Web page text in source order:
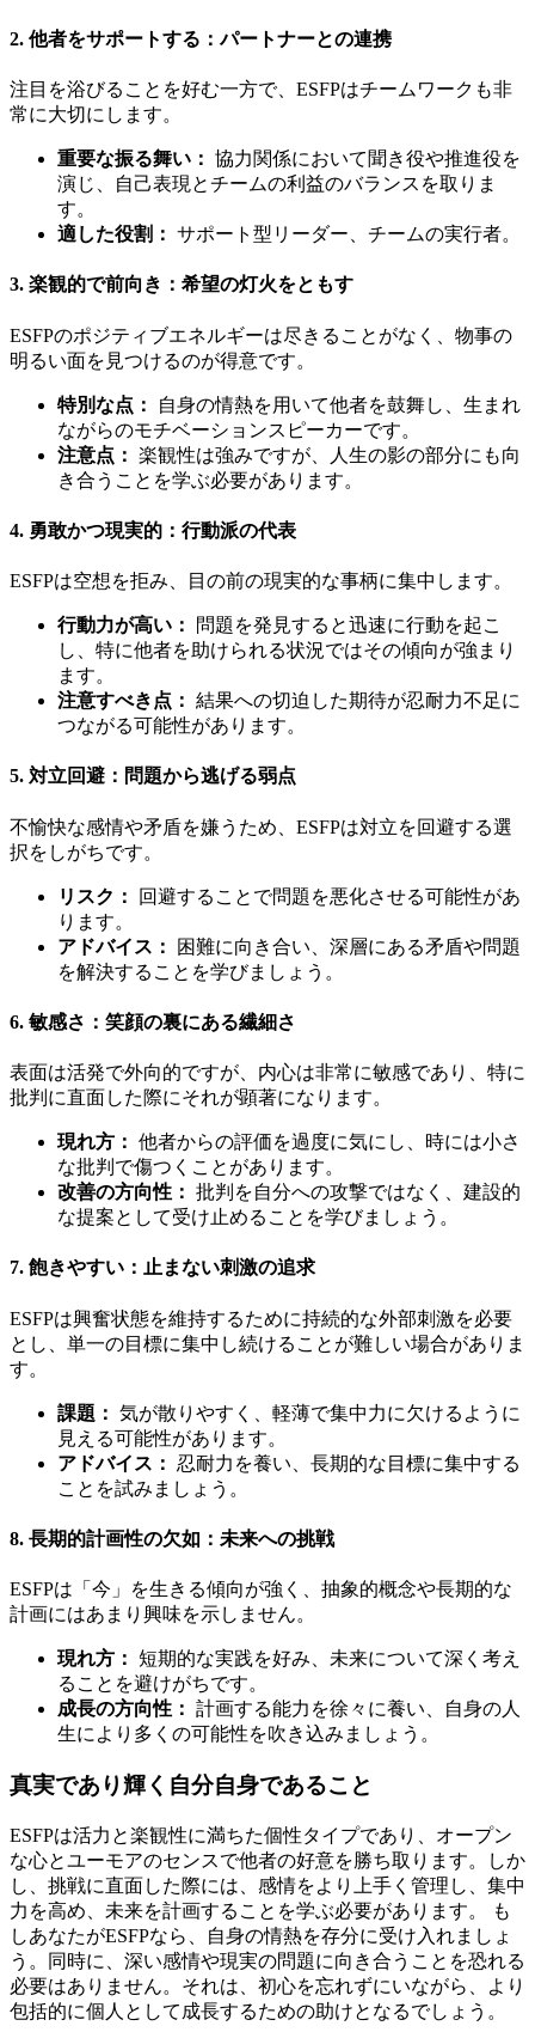
2. 他者をサポートする：パートナーとの連携
注目を浴びることを好む一方で、ESFPはチームワークも非
常に大切にします。
重要な振る舞い： 協力関係において聞き役や推進役を
演じ、自己表現とチームの利益のバランスを取りま
す。
適した役割： サポート型リーダー、チームの実行者。
3. 楽観的で前向き：希望の灯火をともす
ESFPのポジティブエネルギーは尽きることがなく、物事の
明るい面を見つけるのが得意です。
特別な点：
自身の情熱を用いて他者を鼓舞し、生まれ
ながらのモチベーションスピーカーです。
注意点： 楽観性は強みですが、人生の影の部分にも向
き合うことを学ぶ必要があります。
4. 勇敢かつ現実的：行動派の代表
ESFPは空想を拒み、目の前の現実的な事柄に集中します。
行動力が高い：
問題を発見すると迅速に行動を起こ
し、特に他者を助けられる状況ではその傾向が強まり
ます。
注意すべき点： 結果への切迫した期待が忍耐力不足に
つながる可能性があります。
5. 対立回避：問題から逃げる弱点
不愉快な感情や矛盾を嫌うため、ESFPは対立を回避する選
択をしがちです。
リスク：
回避することで問題を悪化させる可能性があ
ります。
アドバイス：
困難に向き合い、深層にある矛盾や問題
を解決することを学びましょう。
6. 敏感さ：笑顔の裏にある繊細さ
表面は活発で外向的ですが、内心は非常に敏感であり、特に
批判に直面した際にそれが顕著になります。
現れ方： 他者からの評価を過度に気にし、時には小さ
な批判で傷つくことがあります。
改善の方向性： 批判を自分への攻撃ではなく、建設的
な提案として受け止めることを学びましょう。
7. 飽きやすい：止まない刺激の追求
ESFPは興奮状態を維持するために持続的な外部刺激を必要
とし、単一の目標に集中し続けることが難しい場合がありま
す。
課題： 気が散りやすく、軽薄で集中力に欠けるように
見える可能性があります。
アドバイス：
忍耐力を養い、長期的な目標に集中する
ことを試みましょう。
8. 長期的計画性の欠如：未来への挑戦
ESFPは「今」を生きる傾向が強く、抽象的概念や長期的な
計画にはあまり興味を示しません。
現れ方： 短期的な実践を好み、未来について深く考え
ることを避けがちです。
成長の方向性： 計画する能力を徐々に養い、自身の人
生により多くの可能性を吹き込みましょう。
真実であり輝く自分自身であること
ESFPは活力と楽観性に満ちた個性タイプであり、オープン
な心とユーモアのセンスで他者の好意を勝ち取ります。しか
し、挑戦に直面した際には、感情をより上手く管理し、集中
力を高め、未来を計画することを学ぶ必要があります。 も
しあなたがESFPなら、自身の情熱を存分に受け入れましょ
う。同時に、深い感情や現実の問題に向き合うことを恐れる
必要はありません。それは、初心を忘れずにいながら、より
包括的に個人として成長するための助けとなるでしょう。